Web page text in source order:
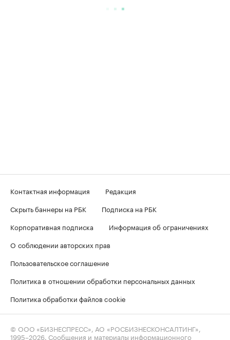
Контактная информация
Редакция
Скрыть баннеры на РБК
Подписка на РБК
Корпоративная подписка
Информация об ограничениях
О соблюдении авторских прав
Пользовательское соглашение
Политика в отношении обработки персональных данных
Политика обработки файлов cookie
© ООО «БИЗНЕСПРЕСС», АО «РОСБИЗНЕСКОНСАЛТИНГ»,
1995–2026 . Сообщения и материалы информационного